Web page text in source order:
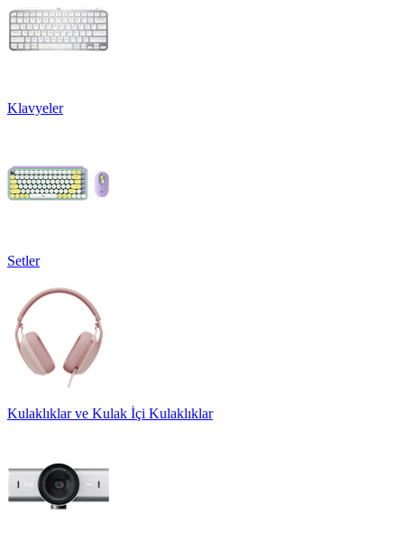
Klavyeler
Setler
Kulaklıklar ve Kulak İçi Kulaklıklar